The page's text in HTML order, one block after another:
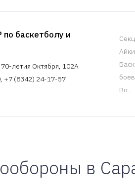
баскетболу и
летия Октября, 102А
+7 (8342) 24-17-57
Во...
в